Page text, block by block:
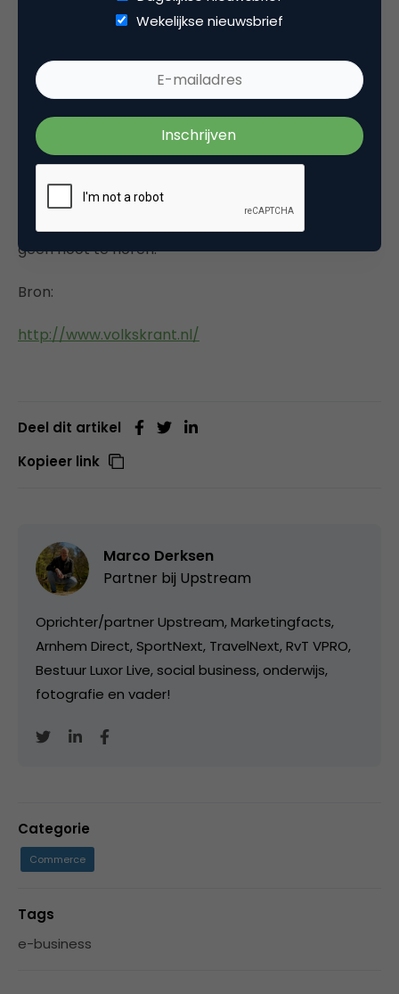
gebruikt om verspreiding in de toekomst van
uitbouwen tot een home-server voor
entertainment met muziek, film en internet
amusement’, zegt Bosque. Een slot op dit materiaal
moet voorkomen dat mensen straks de harddisk
beeldmateriaal over te hevelen naar een andere
geen noot te horen.’
Bron:
http://www.volkskrant.nl/
Deel dit artikel
Kopieer link
Marco Derksen
Partner bij Upstream
Oprichter/partner Upstream, Marketingfacts,
Arnhem Direct, SportNext, TravelNext, RvT VPRO,
Bestuur Luxor Live, social business, onderwijs,
fotografie en vader!
Categorie
Commerce
Tags
e-business
Wekelijkse nieuwsbrief